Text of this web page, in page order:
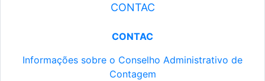
CONTAC
CONTAC
Informações sobre o Conselho Administrativo de
Contagem